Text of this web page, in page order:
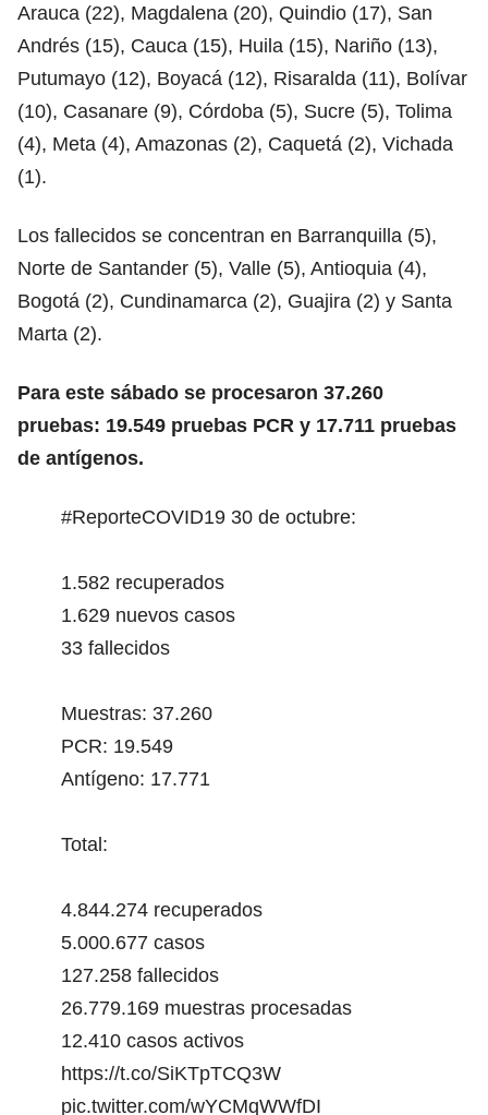
Arauca (22), Magdalena (20), Quindio (17), San
Andrés (15), Cauca (15), Huila (15), Nariño (13),
Putumayo (12), Boyacá (12), Risaralda (11), Bolívar
(10), Casanare (9), Córdoba (5), Sucre (5), Tolima
(4), Meta (4), Amazonas (2), Caquetá (2), Vichada
(1).
Los fallecidos se concentran en Barranquilla (5),
Norte de Santander (5), Valle (5), Antioquia (4),
Bogotá (2), Cundinamarca (2), Guajira (2) y Santa
Marta (2).
Para este sábado se procesaron 37.260
pruebas: 19.549 pruebas PCR y 17.711 pruebas
de antígenos.
#ReporteCOVID19 30 de octubre:
1.582 recuperados
1.629 nuevos casos
33 fallecidos
Muestras: 37.260
PCR: 19.549
Antígeno: 17.771
Total:
4.844.274 recuperados
5.000.677 casos
127.258 fallecidos
26.779.169 muestras procesadas
12.410 casos activos
https://t.co/SiKTpTCQ3W
pic.twitter.com/wYCMqWWfDI